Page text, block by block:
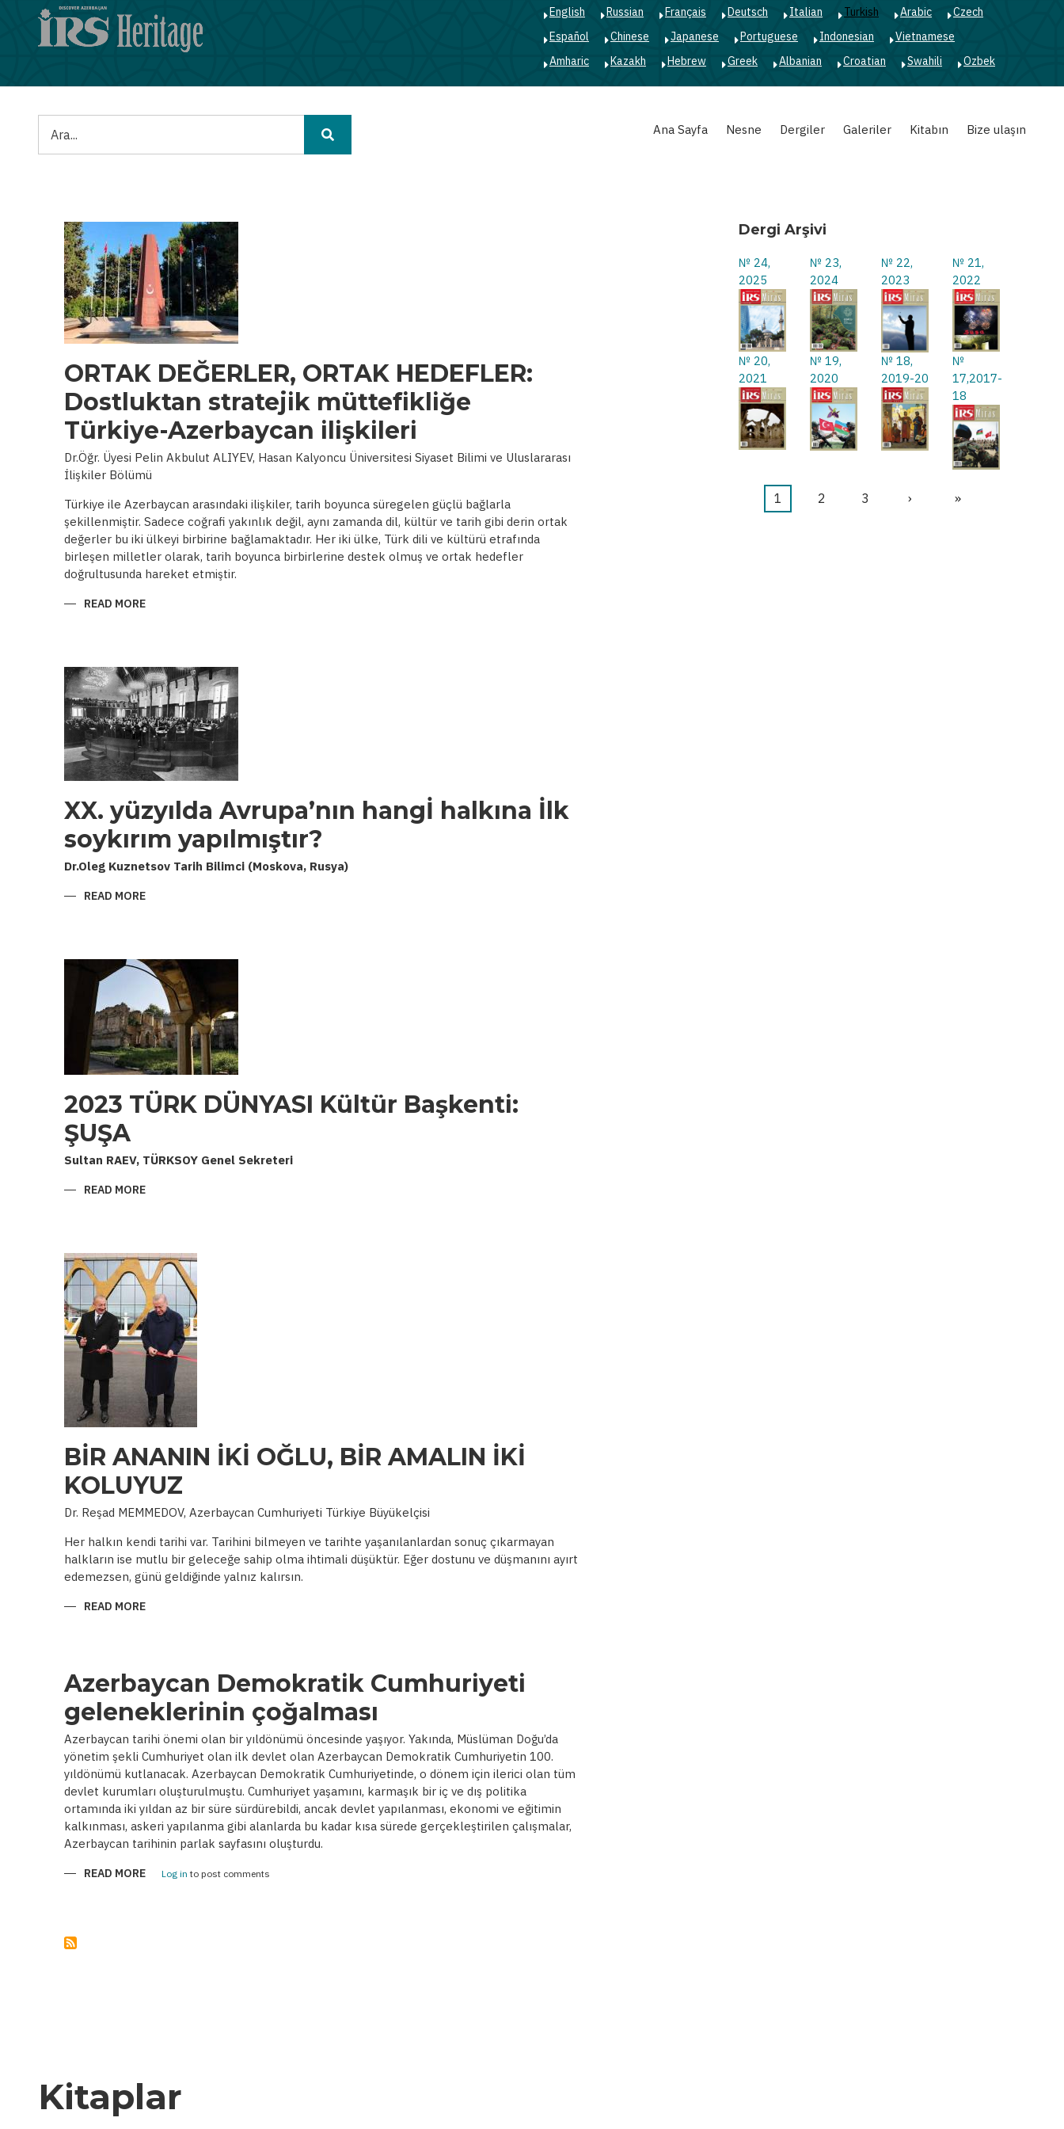
English Russian Français Deutsch Italian Turkish Arabic
Czech
Español
Chinese Japanese Portuguese Indonesian
Vietnamese
Amharic
Kazakh Hebrew Greek Albanian Croatian Swahili Ozbek
Ana Sayfa Nesne Dergiler Galeriler Kitabın Bize ulaşın
ORTAK DEĞERLER, ORTAK HEDEFLER:
Dostluktan stratejik müttefikliğe
Türkiye-Azerbaycan ilişkileri
Dr.Öğr. Üyesi Pelin Akbulut ALIYEV, Hasan Kalyoncu Üniversitesi Siyaset Bilimi ve Uluslararası
İlişkiler Bölümü
Türkiye ile Azerbaycan arasındaki ilişkiler, tarih boyunca süregelen güçlü bağlarla
şekillenmiştir. Sadece coğrafi yakınlık değil, aynı zamanda dil, kültür ve tarih gibi derin ortak
değerler bu iki ülkeyi birbirine bağlamaktadır. Her iki ülke, Türk dili ve kültürü etrafında
birleşen milletler olarak, tarih boyunca birbirlerine destek olmuş ve ortak hedefler
doğrultusunda hareket etmiştir.
READ MORE
STRATEJIK
MÜTTEFIKLIĞE
TÜRKIYE-
AZERBAYCAN
ILIŞKILERI
XX. yüzyılda Avrupa’nın hangİ halkına İlk
soykırım yapılmıştır?
Dr.Oleg Kuznetsov Tarih Bilimci (Moskova, Rusya)
READ MORE
İLK
SOYKIRIM
YAPILMIŞTIR?
2023 TÜRK DÜNYASI Kültür Başkenti:
ŞUŞA
Sultan RAEV, TÜRKSOY Genel Sekreteri
READ MORE
ŞUŞA
BİR ANANIN İKİ OĞLU, BİR AMALIN İKİ
KOLUYUZ
Dr. Reşad MEMMEDOV, Azerbaycan Cumhuriyeti Türkiye Büyükelçisi
Her halkın kendi tarihi var. Tarihini bilmeyen ve tarihte yaşanılanlardan sonuç çıkarmayan
halkların ise mutlu bir geleceğe sahip olma ihtimali düşüktür. Eğer dostunu ve düşmanını ayırt
edemezsen, günü geldiğinde yalnız kalırsın.
READ MORE
İKİ
KOLUYUZ
Azerbaycan Demokratik Cumhuriyeti
geleneklerinin çoğalması
Azerbaycan tarihi önemi olan bir yıldönümü öncesinde yaşıyor. Yakında, Müslüman Doğu’da
yönetim şekli Cumhuriyet olan ilk devlet olan Azerbaycan Demokratik Cumhuriyetin 100.
yıldönümü kutlanacak. Azerbaycan Demokratik Cumhuriyetinde, o dönem için ilerici olan tüm
devlet kurumları oluşturulmuştu. Cumhuriyet yaşamını, karmaşık bir iç ve dış politika
ortamında iki yıldan az bir süre sürdürebildi, ancak devlet yapılanması, ekonomi ve eğitimin
kalkınması, askeri yapılanma gibi alanlarda bu kadar kısa sürede gerçekleştirilen çalışmalar,
Azerbaycan tarihinin parlak sayfasını oluşturdu.
READ MORE ABOUT
Log in to post comments
Dergi Arşivi
№ 24,
2025
№ 23,
2024
№ 22,
2023
№ 21,
2022
№ 20,
2021
№ 19,
2020
№ 18,
2019-20
№
17,2017-
18
Pagination
Şu
1 Sayfa
2 Sayfa
3
Sonraki
›
Last
»
Kitaplar